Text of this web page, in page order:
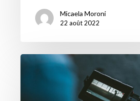
Micaela Moroni
22 août 2022
Google